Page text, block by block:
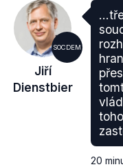
SOCDEM
Jiří
Dienstbier
20